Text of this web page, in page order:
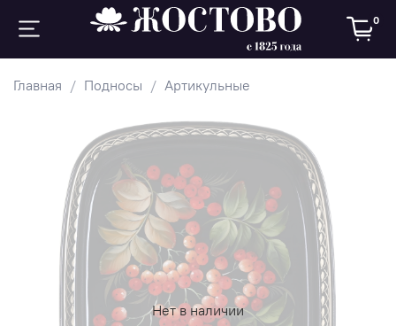
0
Главная Подносы Артикульные
Нет в наличии